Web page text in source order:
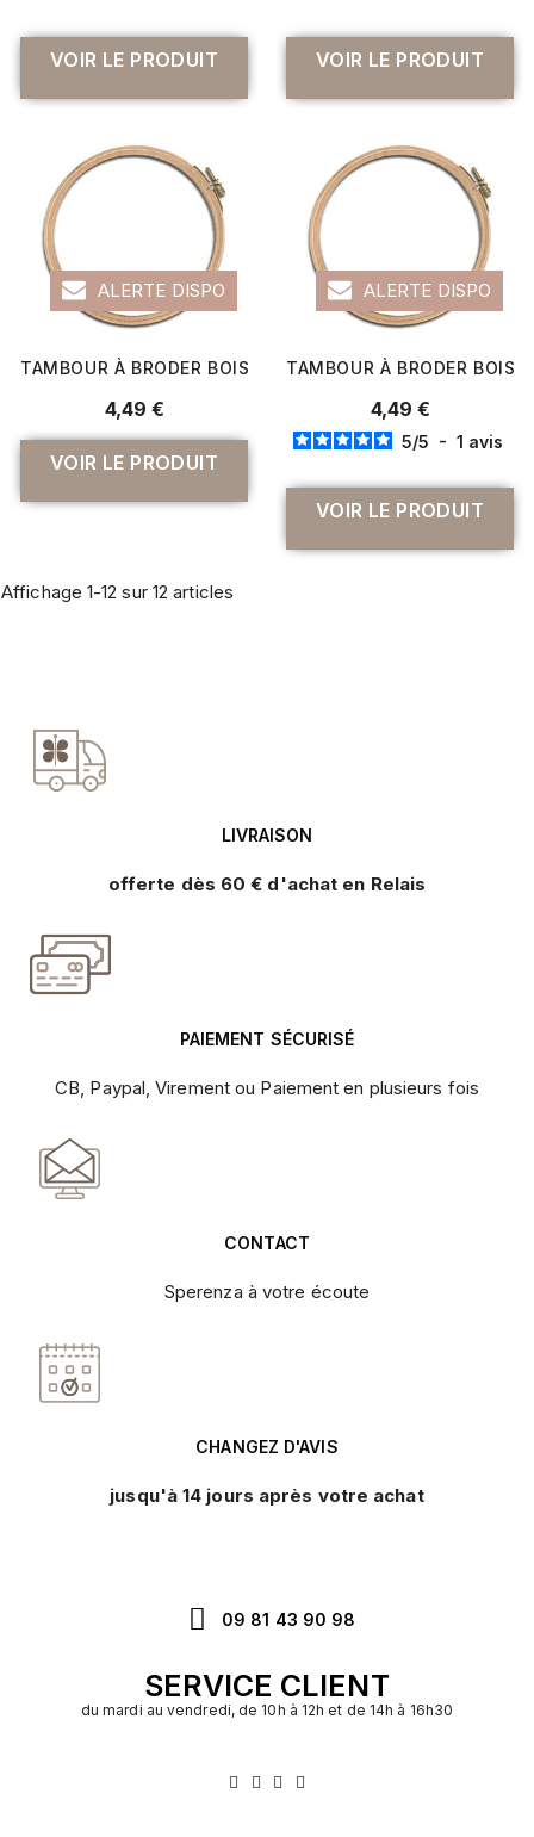
VOIR LE PRODUIT VOIR LE PRODUIT
ALERTE DISPO
TAMBOUR À BRODER BOIS 125 MM - DISTRIFIL
4,49 €
VOIR LE PRODUIT
ALERTE DISPO
TAMBOUR À BRODER BOIS
4,49 €
5/5 - 1 avis
VOIR LE PRODUIT
Affichage 1-12 sur 12 articles
LIVRAISON
offerte dès 60 € d'achat en Relais
PAIEMENT SÉCURISÉ
CB, Paypal, Virement ou Paiement en plusieurs fois
CONTACT
Sperenza à votre écoute
CHANGEZ D'AVIS
jusqu'à 14 jours après votre achat
09 81 43 90 98
SERVICE CLIENT
du mardi au vendredi, de 10h à 12h et de 14h à 16h30